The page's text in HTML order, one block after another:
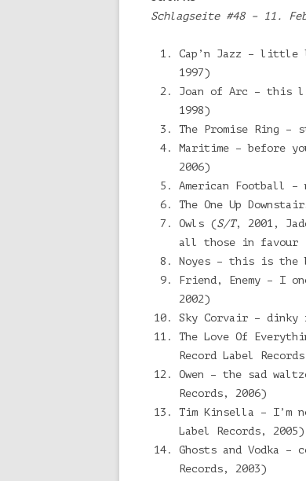
Schlagseite #48 – 11.
Cap’n Jazz – little
1997)
Joan of Arc – this
1998)
The Promise Ring
Maritime – before
2006)
American Football –
The One Up
Owls (S/T, 2001,
all those in favour
Noyes – this is the
Friend, Enemy – I
2002)
Sky Corvair – dinky
The Love Of
Record Label
Owen – the sad
Records, 2006)
Tim Kinsella – I’m
Label Records, 2005)
Ghosts and Vodka –
Records, 2003)